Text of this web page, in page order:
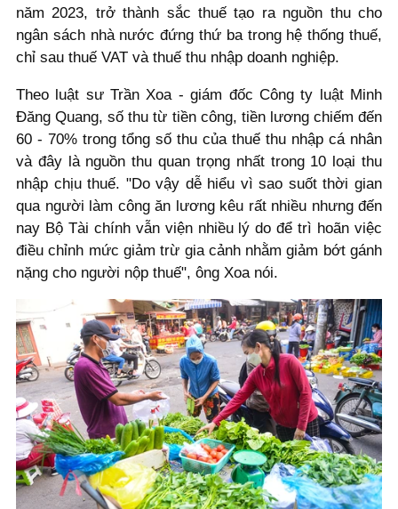
năm 2023, trở thành sắc thuế tạo ra nguồn thu cho
ngân sách nhà nước đứng thứ ba trong hệ thống thuế,
chỉ sau thuế VAT và thuế thu nhập doanh nghiệp.
Theo luật sư Trần Xoa - giám đốc Công ty luật Minh
Đăng Quang, số thu từ tiền công, tiền lương chiếm đến
60 - 70% trong tổng số thu của thuế thu nhập cá nhân
và đây là nguồn thu quan trọng nhất trong 10 loại thu
nhập chịu thuế. "Do vậy dễ hiểu vì sao suốt thời gian
qua người làm công ăn lương kêu rất nhiều nhưng đến
nay Bộ Tài chính vẫn viện nhiều lý do để trì hoãn việc
điều chỉnh mức giảm trừ gia cảnh nhằm giảm bớt gánh
nặng cho người nộp thuế", ông Xoa nói.